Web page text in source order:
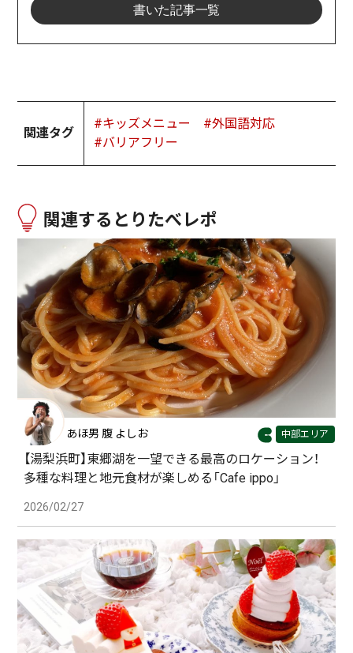
書いた記事一覧
関連タグ
#キッズメニュー
#外国語対応
#バリアフリー
関連するとりたべレポ
あほ男 腹 よしお 中部エリア
【湯梨浜町】東郷湖を一望できる最高のロケーション！
多種な料理と地元食材が楽しめる「Cafe ippo」
2026/02/27